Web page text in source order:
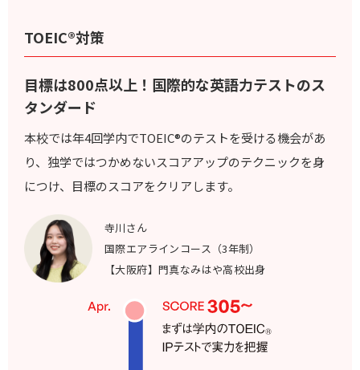
TOEIC®対策
目標は800点以上！国際的な英語力テストのス
タンダード
本校では年4回学内でTOEIC®のテストを受ける機会があ
り、独学ではつかめないスコアアップのテクニックを身
につけ、目標のスコアをクリアします。
寺川さん
国際エアラインコース（3年制）
【大阪府】門真なみはや高校出身